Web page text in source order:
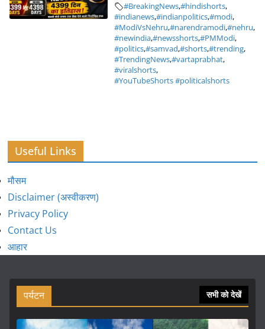
#BreakingNews,#hindishorts,
#indianews,#indianpolitics,#modi,
#ModiVsNehru,#narendramodi,#nehru,
#newindia,#newsshorts,#PMModi,
#politics,#samvad,#shorts,#trending,
#TrendingNews,#vartaprabhat,
#viralshorts,
#YouTubeShorts #politicalshorts
Useful Links
मौसम
Disclaimer (अस्वीकरण)
Privacy Policy
Contact Us
आहार
पर्यटन सभी को देखें